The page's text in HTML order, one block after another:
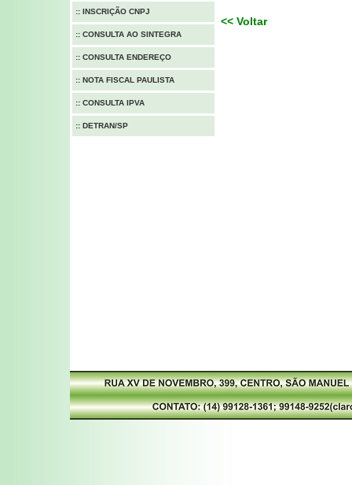
:: INSCRIÇÃO CNPJ
:: CONSULTA AO SINTEGRA
:: CONSULTA ENDEREÇO
:: NOTA FISCAL PAULISTA
:: CONSULTA IPVA
:: DETRAN/SP
<< Voltar